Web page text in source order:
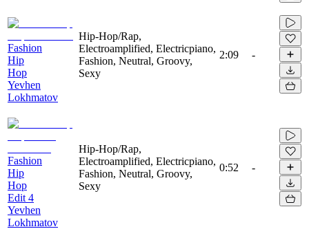
Fashion
Hip
Hop
Yevhen
Lokhmatov
Hip-Hop/Rap,
Electroamplified, Electricpiano,
Fashion, Neutral, Groovy,
Sexy
2:09 -
Fashion
Hip
Hop
Edit 4
Yevhen
Lokhmatov
Hip-Hop/Rap,
Electroamplified, Electricpiano,
Fashion, Neutral, Groovy,
Sexy
0:52 -